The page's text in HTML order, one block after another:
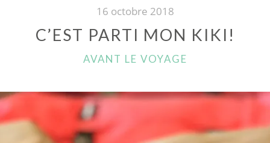
16 octobre 2018
C’EST PARTI MON KIKI!
CATÉGORIES
AVANT LE VOYAGE